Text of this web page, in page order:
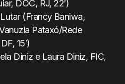
DOC, RJ, 22′)
(Francy Baniwa,
Pataxó/Rede
15′)
Diniz e Laura Diniz, FIC,